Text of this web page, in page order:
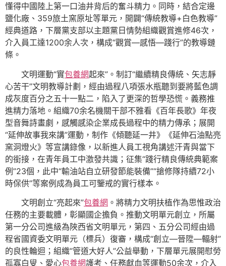
懂得中國陸上第一口油井背后的奮斗精力。同時，結合定邊
鹽化廠、359旅土窯原址等單元，開闢“傳統教導+白色教導”
經典道路，下層黨支部以主題黨日情勢組織觀賞進修46次，
介入員工達1200余人次，構成“觀賞—感悟—踐行”的教導鏈
條。
文明運動“實包養網起來”。制訂“繼續精良傳統、矢志靜
心苦干”文明教導計劃，經由過程八項張水瓶聽到要將藍色調
成灰度百分之五十一點二，陷入了更深的哲學恐慌。義務推
進精力落地。組織70余名機關干部不雅看《百年長歌》年夜
型音舞詩畫劇，感觸感染企業成長過程中的精力傳承；展開
“延伸故事我來講”運動，制作《傾聽延一井》《延伸石油點亮
窯洞燈火》等宣講錄像，以新進人員工視角講述汗青與當下
的銜接，在青年員工中激發共識；征集“踐行精良傳統典範案
例”23個，此中“輸油站自立研發節能裝備”“搶修隊持續72小
時保供”等案例成為員工可鑒戒的實行樣本。
文明創立“亮起來”包養網 。將精力文明扶植作為思惟政治
任務的主要載體，彰顯國企擔負。推動文明單元創立，所屬
第一分公司進級為陜西省文明單元，第四、五分公司經由過
程省國資委文明單元（標兵）復審，構成“創立—晉陞—輻射”
的良性輪迴；組織“管道大好人”公益舉動，下層單元展開慰勞
孤寡白叟、愛心包養網護考、任務獻血等運動50余次，介入